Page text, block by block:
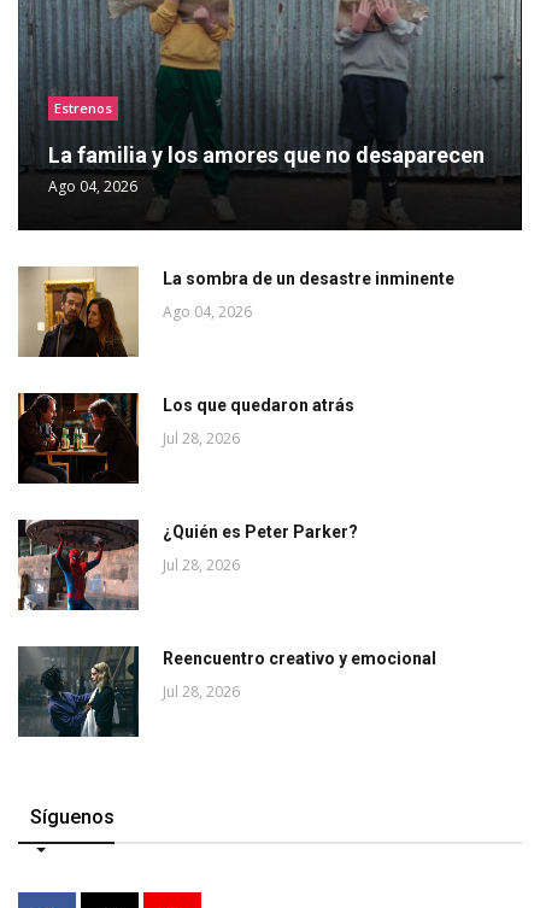
Estrenos
La familia y los amores que no desaparecen
Ago 04, 2026
La sombra de un desastre inminente
Ago 04, 2026
Los que quedaron atrás
Jul 28, 2026
¿Quién es Peter Parker?
Jul 28, 2026
Reencuentro creativo y emocional
Jul 28, 2026
Síguenos